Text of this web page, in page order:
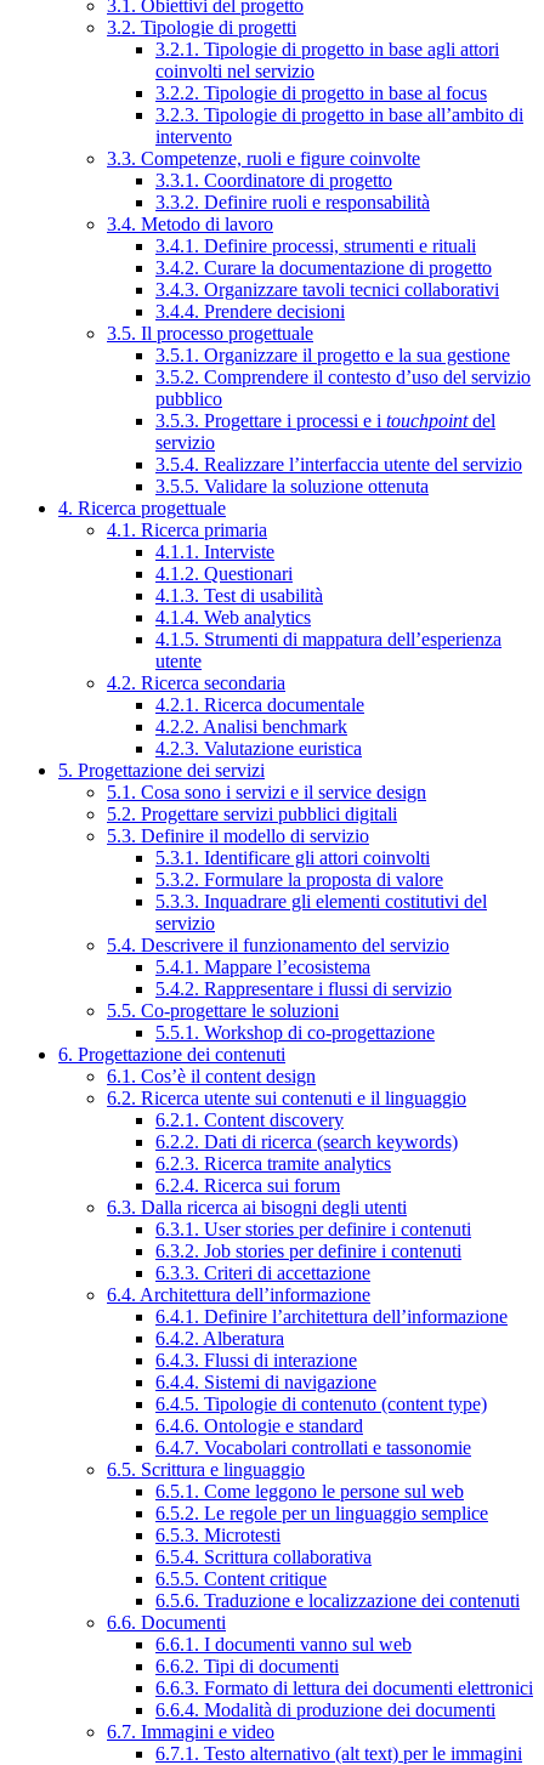
3.1. Obiettivi del progetto
3.2. Tipologie di progetti
3.2.1. Tipologie di progetto in base agli attori
coinvolti nel servizio
3.2.2. Tipologie di progetto in base al focus
3.2.3. Tipologie di progetto in base all’ambito di
intervento
3.3. Competenze, ruoli e figure coinvolte
3.3.1. Coordinatore di progetto
3.3.2. Definire ruoli e responsabilità
3.4. Metodo di lavoro
3.4.1. Definire processi, strumenti e rituali
3.4.2. Curare la documentazione di progetto
3.4.3. Organizzare tavoli tecnici collaborativi
3.4.4. Prendere decisioni
3.5. Il processo progettuale
3.5.1. Organizzare il progetto e la sua gestione
3.5.2. Comprendere il contesto d’uso del servizio
pubblico
3.5.3. Progettare i processi e i touchpointdel
servizio
3.5.4. Realizzare l’interfaccia utente del servizio
3.5.5. Validare la soluzione ottenuta
4. Ricerca progettuale
4.1. Ricerca primaria
4.1.1. Interviste
4.1.2. Questionari
4.1.3. Test di usabilità
4.1.4. Web analytics
4.1.5. Strumenti di mappatura dell’esperienza
utente
4.2. Ricerca secondaria
4.2.1. Ricerca documentale
4.2.2. Analisi benchmark
4.2.3. Valutazione euristica
5. Progettazione dei servizi
5.1. Cosa sono i servizi e il service design
5.2. Progettare servizi pubblici digitali
5.3. Definire il modello di servizio
5.3.1. Identificare gli attori coinvolti
5.3.2. Formulare la proposta di valore
5.3.3. Inquadrare gli elementi costitutivi del
servizio
5.4. Descrivere il funzionamento del servizio
5.4.1. Mappare l’ecosistema
5.4.2. Rappresentare i flussi di servizio
5.5. Co-progettare le soluzioni
5.5.1. Workshop di co-progettazione
6. Progettazione dei contenuti
6.1. Cos’è il content design
6.2. Ricerca utente sui contenuti e il linguaggio
6.2.1. Content discovery
6.2.2. Dati di ricerca (search keywords)
6.2.3. Ricerca tramite analytics
6.2.4. Ricerca sui forum
6.3. Dalla ricerca ai bisogni degli utenti
6.3.1. User stories per definire i contenuti
6.3.2. Job stories per definire i contenuti
6.3.3. Criteri di accettazione
6.4. Architettura dell’informazione
6.4.1. Definire l’architettura dell’informazione
6.4.2. Alberatura
6.4.3. Flussi di interazione
6.4.4. Sistemi di navigazione
6.4.5. Tipologie di contenuto (content type)
6.4.6. Ontologie e standard
6.4.7. Vocabolari controllati e tassonomie
6.5. Scrittura e linguaggio
6.5.1. Come leggono le persone sul web
6.5.2. Le regole per un linguaggio semplice
6.5.3. Microtesti
6.5.4. Scrittura collaborativa
6.5.5. Content critique
6.5.6. Traduzione e localizzazione dei contenuti
6.6. Documenti
6.6.1. I documenti vanno sul web
6.6.2. Tipi di documenti
6.6.3. Formato di lettura dei documenti elettronici
6.6.4. Modalità di produzione dei documenti
6.7. Immagini e video
6.7.1. Testo alternativo (alt text) per le immagini